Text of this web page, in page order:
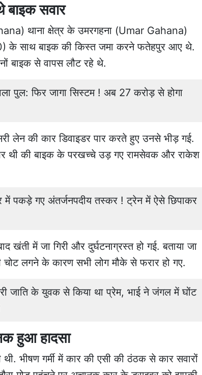
बाइक सवार
) थाना क्षेत्र के उमरगहना (Umar Gahana)
के साथ बाइक की किस्त जमा करने फतेहपुर आए थे.
बाइक से वापस लौट रहे थे.
पुल: फिर जागा सिस्टम ! अब 27 करोड़ से होगा
लेन की कार डिवाइडर पार करते हुए उनसे भीड़ गई.
थी की बाइक के परखच्चे उड़ गए रामसेवक और राकेश
पकड़े गए अंतर्जनपदीय तस्कर ! ट्रेन में ऐसे छिपाकर
खंती में जा गिरी और दुर्घटनाग्रस्त हो गई. बताया जा
लगने के कारण सभी लोग मौके से फरार हो गए.
जाति के युवक से किया था प्रेम, भाई ने जंगल में घोंट
हुआ हादसा
भीषण गर्मी में कार की एसी की ठंठक से कार सवारों